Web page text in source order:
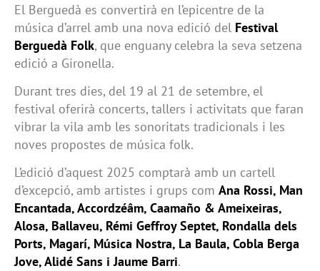
El Berguedà es convertirà en l’epicentre de la
música d’arrel amb una nova edició del Festival
Berguedà Folk, que enguany celebra la seva setzena
edició a Gironella.
Durant tres dies, del 19 al 21 de setembre, el
festival oferirà concerts, tallers i activitats que faran
vibrar la vila amb les sonoritats tradicionals i les
noves propostes de música folk.
L’edició d’aquest 2025 comptarà amb un cartell
d’excepció, amb artistes i grups com Ana Rossi, Man
Encantada, Accordzéâm, Caamaño & Ameixeiras,
Alosa, Ballaveu, Rémi Geffroy Septet, Rondalla dels
Ports, Magarí, Música Nostra, La Baula, Cobla Berga
Jove, Alidé Sans i Jaume Barri.